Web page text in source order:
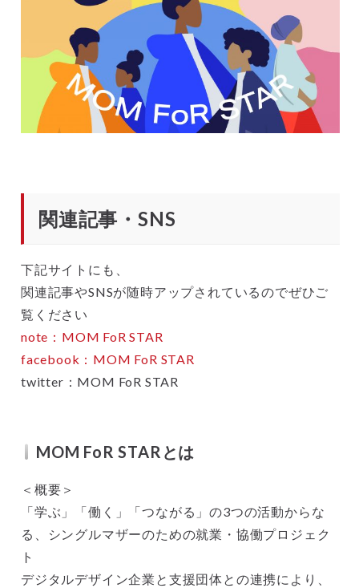
関連記事・SNS
下記サイトにも、
関連記事やSNSが随時アップされているのでぜひご
覧ください
note：MOM FoR STAR
facebook：MOM FoR STAR
twitter：MOM FoR STAR
MOM FoR STARとは
＜概要＞
「学ぶ」「働く」「つながる」の3つの活動からな
る、シングルマザーのための就業・協働プロジェク
ト
デジタルデザイン企業と支援団体との連携により、